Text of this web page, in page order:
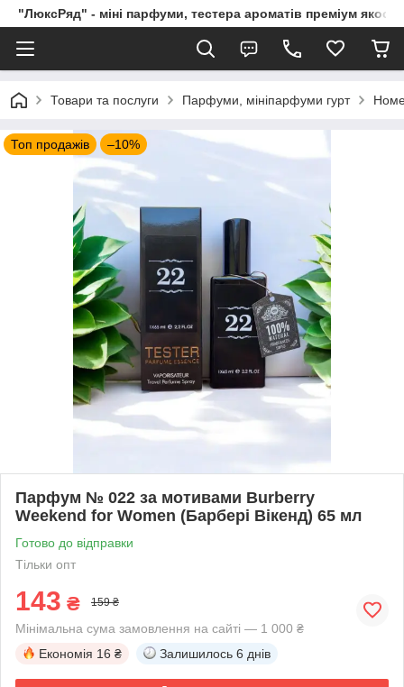
"ЛюксРяд" - міні парфуми, тестера ароматів преміум
Товари та послуги Парфуми, мініпарфуми гурт
Топ продажів –10%
Парфум № 022 за мотивами Burberry
Weekend for Women (Барбері Вікенд) 65 мл
Готово до відправки
Тільки опт
143 ₴ 159 ₴
Мінімальна сума замовлення на сайті — 1 000 ₴
Економія 16 ₴ Залишилось 6 днів